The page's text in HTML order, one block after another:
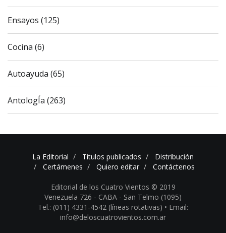
Ensayos (125)
Cocina (6)
Autoayuda (65)
AntologÍa (263)
La Editorial Títulos publicados
Distribución
Certámenes
Quiero editar Contáctenos
Editorial de los Cuatro Vientos © 2019
Venezuela 726 - CABA - San Telmo (1095)
Tel.: (011) 4331-4542 (líneas rotativas) • Email:
info@deloscuatrovientos.com.ar